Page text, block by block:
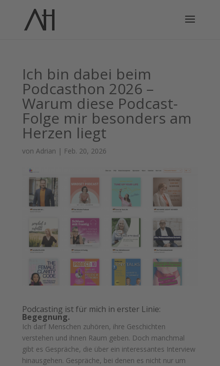
Ich bin dabei beim
Podcasthon 2026 –
Warum diese Podcast-
Folge mir besonders am
Herzen liegt
von Adrian | Feb. 20, 2026
Podcasting ist für mich in erster Linie:
Begegnung.
Ich darf Menschen zuhören, ihre Geschichten
verstehen und ihnen Raum geben. Doch manchmal
gibt es Gespräche, die über ein interessantes Interview
hinausgehen. Gespräche, bei denen es nicht nur um